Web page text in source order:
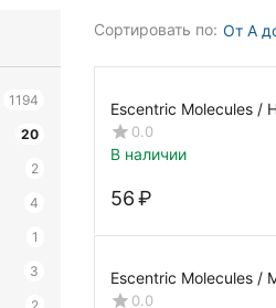
Сортировать по: От А
Escentric Molecules /
0.0
В наличии
‍56‍ ₽
0.0
1194
20
2
4
1
3